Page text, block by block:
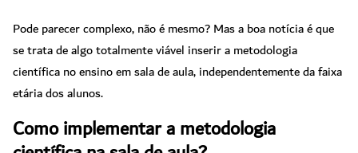
Pode parecer complexo, não é mesmo? Mas a boa notícia é que
se trata de algo totalmente viável inserir a metodologia
científica no ensino em sala de aula, independentemente da faixa
etária dos alunos.
Como implementar a metodologia